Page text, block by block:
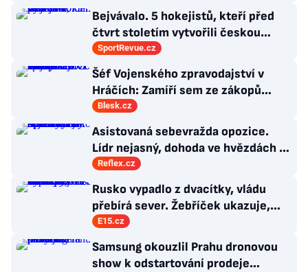
Bejvávalo. 5 hokejistů, kteří před
čtvrt stoletím vytvořili českou
kolonii v Ottawě
SportRevue.cz
Šéf Vojenského zpravodajství v
Hráčích: Zamíří sem ze zákopů
desetitisíce Ukrajinců! Co s nimi?
Blesk.cz
Asistovaná sebevražda opozice.
Lídr nejasný, dohoda ve hvězdách a
Antibabiš by musel být jako Spider-
Man
Reflex.cz
Rusko vypadlo z dvacítky, vládu
přebírá sever. Žebříček ukazuje,
kdo za 20 let udělal největší skok v
dovozu do Česka
E15.cz
Samsung okouzlil Prahu dronovou
show k odstartování prodeje